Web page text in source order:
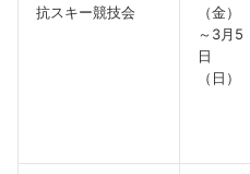
抗スキー競技会
（金）
～3月5
日
（日）